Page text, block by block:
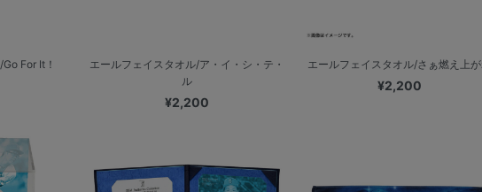
For It！
エールフェイスタオル/ア・イ・シ・テ・
ル
¥2,200
エールフェイスタオル/さぁ燃え上
¥2,200